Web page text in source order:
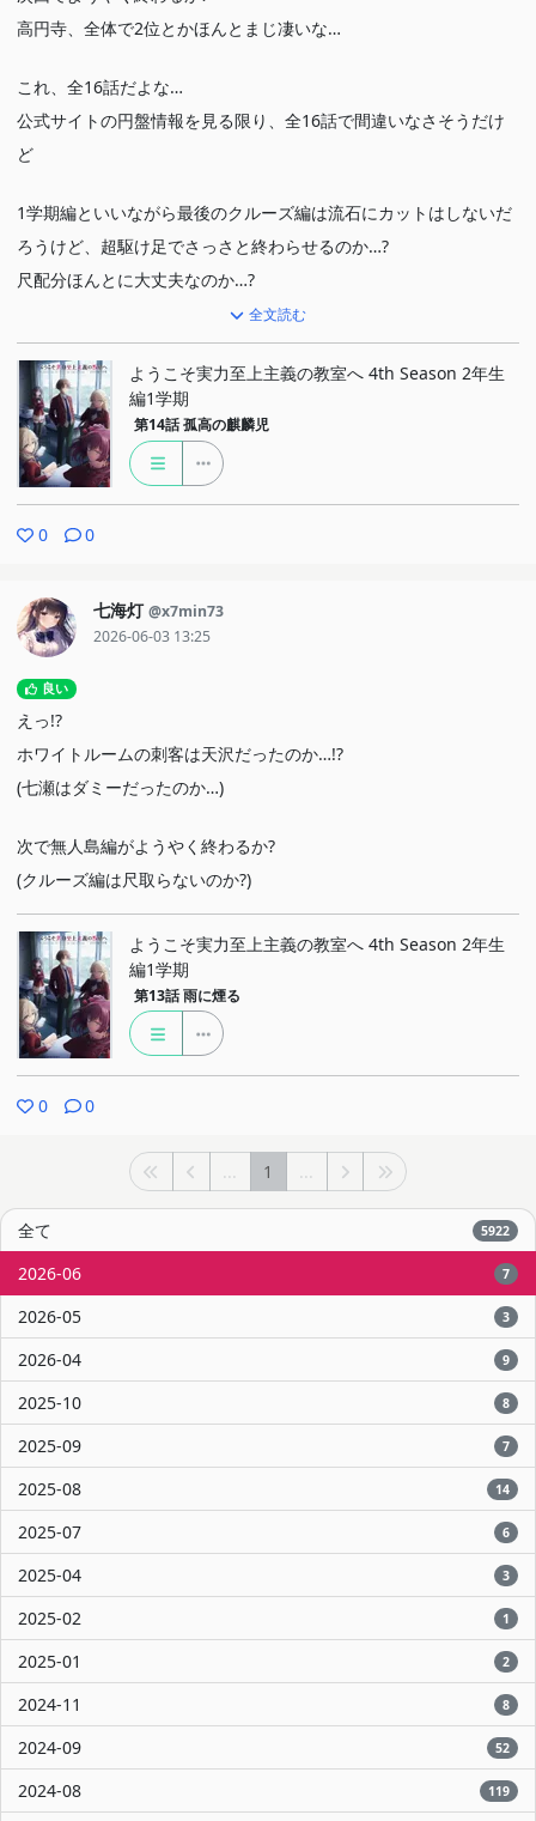
高円寺、全体で2位とかほんとまじ凄いな…
これ、全16話だよな…
公式サイトの円盤情報を見る限り、全16話で間違いなさそうだけ
ど
1学期編といいながら最後のクルーズ編は流石にカットはしないだ
ろうけど、超駆け足でさっさと終わらせるのか…?
尺配分ほんとに大丈夫なのか…?
(まあクルーズ編は4.5巻らしいから、元々あまり長くないのかもし
れないな)
全文読む
ようこそ実力至上主義の教室へ 4th Season 2年生
編1学期
第14話 孤高の麒麟児
0 0
七海灯 @x7min73
2026-06-03 13:25
良い
えっ!?
ホワイトルームの刺客は天沢だったのか…!?
(七瀬はダミーだったのか…)
次で無人島編がようやく終わるか?
(クルーズ編は尺取らないのか?)
ようこそ実力至上主義の教室へ 4th Season 2年生
編1学期
第13話 雨に煙る
0 0
... 1 ...
全て 5922
2026-06 7
2026-05 3
2026-04 9
2025-10 8
2025-09 7
2025-08 14
2025-07 6
2025-04 3
2025-02 1
2025-01 2
2024-11 8
2024-09 52
2024-08 119